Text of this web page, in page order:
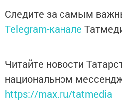
Следите за самым
Telegram-канале
Читайте новости
национальном
https://max.ru/tatmedia